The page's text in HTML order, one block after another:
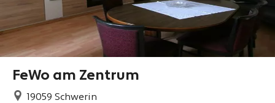
FeWo am Zentrum
19059 Schwerin